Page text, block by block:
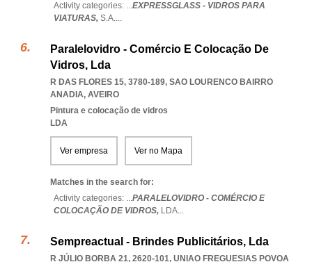
Activity categories: ...EXPRESSGLASS - VIDROS PARA
VIATURAS, S.A....
Paralelovidro - Comércio E Colocação De
Vidros, Lda
R DAS FLORES 15, 3780-189, SAO LOURENCO BAIRRO
ANADIA, AVEIRO
Pintura e colocação de vidros
LDA
Ver empresa Ver no Mapa
Matches in the search for:
Activity categories: ...PARALELOVIDRO - COMÉRCIO E
COLOCAÇÃO DE VIDROS, LDA...
Sempreactual - Brindes Publicitários, Lda
R JÚLIO BORBA 21, 2620-101, UNIAO FREGUESIAS POVOA